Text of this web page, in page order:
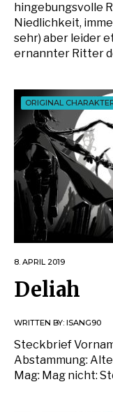
hingebungsvolle
Niedlichkeit,
sehr) aber leider
ernannter Ritter
ORIGINAL
8. APRIL 2019
Deliah
WRITTEN BY: ISANG90
Steckbrief
Abstammung:
Mag: Mag nicht: